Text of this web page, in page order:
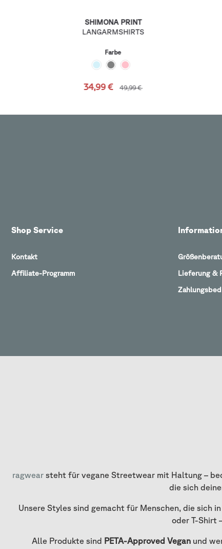
SHIMONA PRINT
LANGARMSHIRTS
Farbe
34,99 € 49,99 €
Shop Service
Kontakt
Affiliate-Programm
Lieferung &
ragwear steht für vegane Streetwear mit Haltung –
die sich
Unsere Styles sind gemacht für Menschen, die sich
oder T-Shirt
Alle Produkte sind PETA-Approved Veganund